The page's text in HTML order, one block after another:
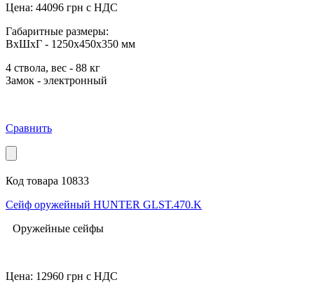
Цена: 44096 грн с НДС
Габаритные размеры:
ВхШхГ - 1250x450x350 мм
4 ствола, вес - 88 кг
Замок - электронный
Сравнить
Код товара 10833
Сейф оружейный HUNTER GLST.470.K
Оружейные сейфы
Цена: 12960 грн с НДС